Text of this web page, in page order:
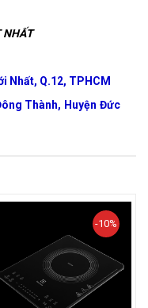
NHẤT
Nhất, Q.12, TPHCM
Thành, Huyện Đức
-10%